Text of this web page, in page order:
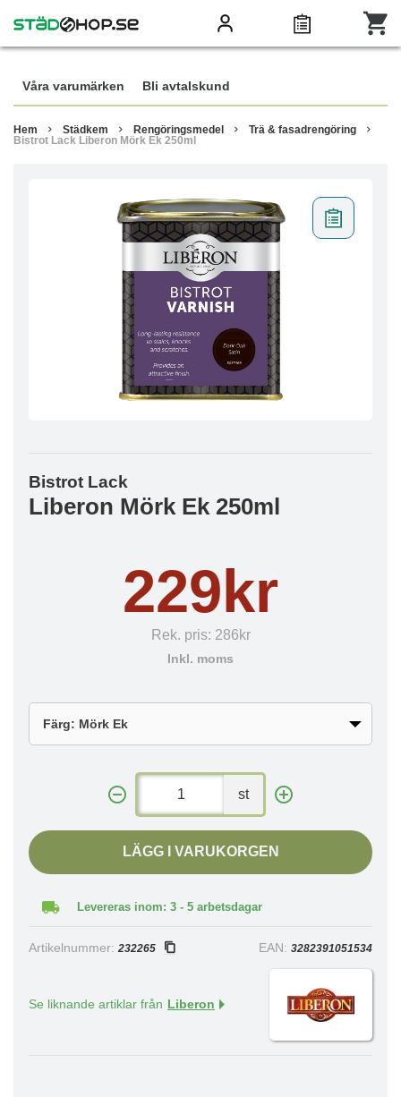
Våra varumärken Bli avtalskund
Hem Städkem Rengöringsmedel
Trä & fasadrengöring
Bistrot Lack Liberon Mörk Ek 250ml
Bistrot Lack
Liberon Mörk Ek 250ml
229kr
Rek. pris: 286kr
Inkl. moms
st
LÄGG I VARUKORGEN
Levereras inom: 3 - 5 arbetsdagar
Artikelnummer: 232265 EAN: 3282391051534
Se liknande artiklar från Liberon